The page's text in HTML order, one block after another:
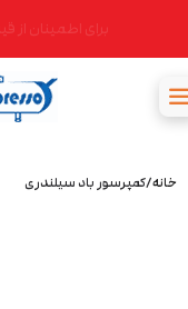
برای اطمینان از
خانه کمپرسور باد سیلندری